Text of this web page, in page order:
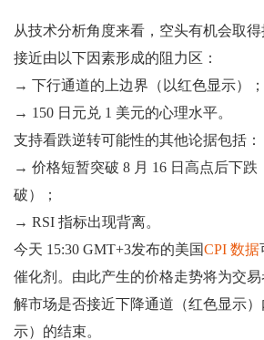
从技术分析角度来看，空头有机会取
接近由以下因素形成的阻力区：
→ 下行通道的上边界（以红色显示）；
→ 150 日元兑 1 美元的心理水平。
支持看跌逆转可能性的其他论据包括：
→ 价格短暂突破 8 月 16 日高点后下跌
破）；
→ RSI 指标出现背离。
今天 15:30 GMT+3发布的美国CPI 数据
催化剂。由此产生的价格走势将为交
解市场是否接近下降通道（红色显示
示）的结束。